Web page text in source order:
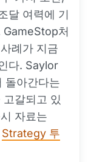
달 여력에 기
GameStop처
례가 지금
다. Saylor
돌아간다는
갈되고 있
자료는
Strategy 투